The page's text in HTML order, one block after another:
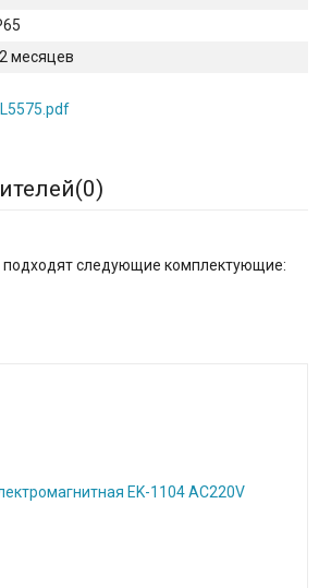
месяцев
0)
подходят следующие комплектующие: